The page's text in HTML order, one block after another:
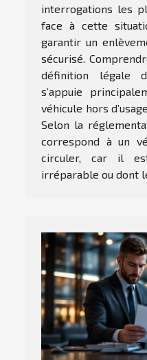
interrogations les
face à cette
garantir un
sécurisé.
définition légale
s’appuie
véhicule hors
Selon la
correspond à un
circuler, car il est
irréparable ou dont